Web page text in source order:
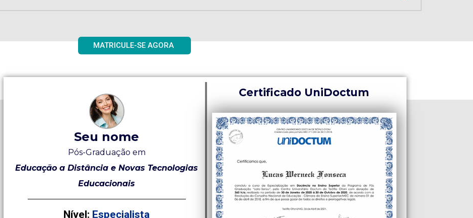
MATRICULE-SE AGORA
Seu nome
Pós-Graduação em
Educação a Distância e Novas Tecnologias
Educacionais
Nível: Especialista
Certificado UniDoctum